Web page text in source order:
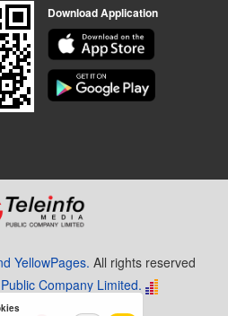
Download Application
YellowPages. All rights reserved
Company Limited.